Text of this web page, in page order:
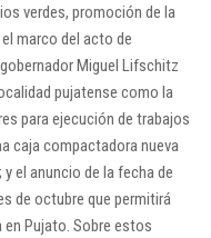
verdes, promoción de la
marco del acto de
Miguel Lifschitz
pujatense como la
para ejecución de trabajos
caja compactadora nueva
el anuncio de la fecha de
de octubre que permitirá
Pujato. Sobre estos